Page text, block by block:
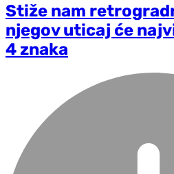
Stiže nam
njegov uticaj će
4 znaka